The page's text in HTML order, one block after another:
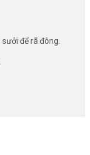
để rã đông.